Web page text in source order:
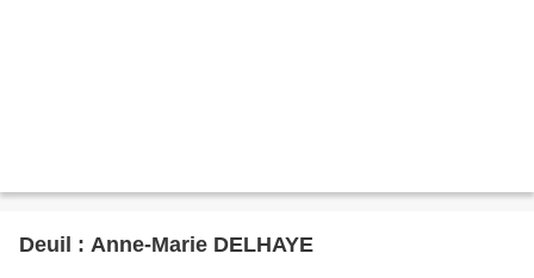
Deuil : Anne-Marie DELHAYE